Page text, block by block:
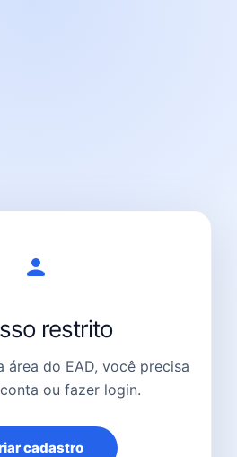
restrito
área do EAD, você precisa
ou fazer login.
cadastro